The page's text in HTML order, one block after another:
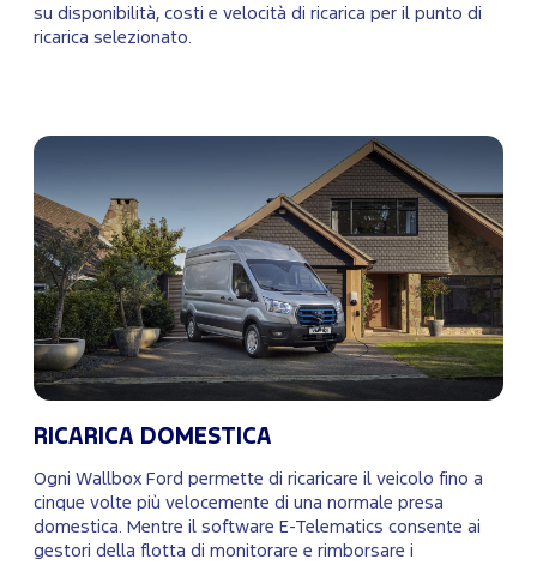
su disponibilità, costi e velocità di ricarica per il punto di
ricarica selezionato.
RICARICA DOMESTICA
Ogni Wallbox Ford permette di ricaricare il veicolo fino a
cinque volte più velocemente di una normale presa
domestica. Mentre il software E-Telematics consente ai
gestori della flotta di monitorare e rimborsare i